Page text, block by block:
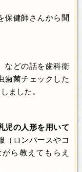
保健師さんから聞
などの話を歯科衛
歯菌チェックした
ました。
児の人形を用いて
（ロンパースやコ
ら教えてもらえ